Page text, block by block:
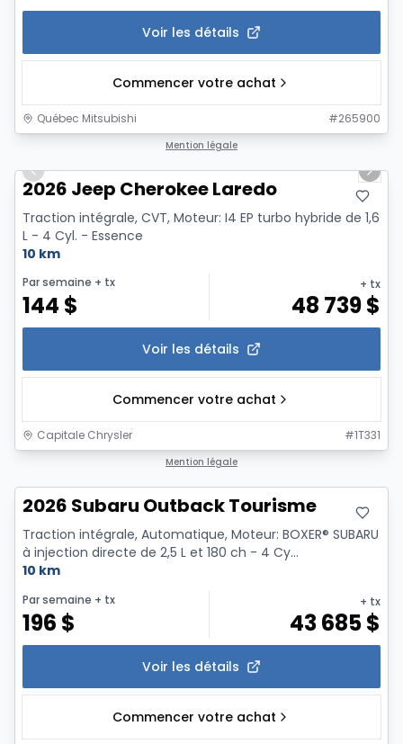
Voir les détails
Commencer votre achat
Québec Mitsubishi #265900
Mention légale
Previous slide
Next
2026 Jeep Cherokee Laredo
Traction intégrale, CVT, Moteur: I4 EP turbo hybride de 1,6
L - 4 Cyl. - Essence
10 km
Par semaine + tx
144 $
+ tx
48 739$
Voir les détails
Commencer votre achat
Capitale Chrysler #1T331
Mention légale
2026 Subaru Outback Tourisme
Traction intégrale, Automatique, Moteur: BOXER® SUBARU
à injection directe de 2,5 L et 180 ch - 4 Cy...
10 km
Par semaine + tx
196 $
+ tx
43 685$
Voir les détails
Commencer votre achat